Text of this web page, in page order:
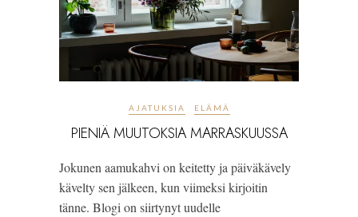
AJATUKSIA ELÄMÄ
PIENIÄ MUUTOKSIA MARRASKUUSSA
Jokunen aamukahvi on keitetty ja päiväkävely
kävelty sen jälkeen, kun viimeksi kirjoitin
tänne. Blogi on siirtynyt uudelle